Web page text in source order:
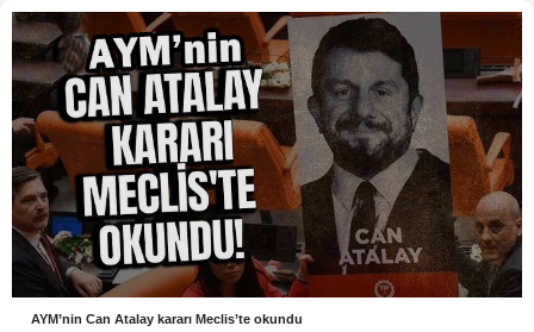
AYM’nin Can Atalay kararı Meclis’te okundu